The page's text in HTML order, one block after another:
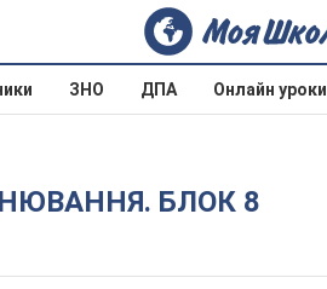
ЗНО ДПА Онлайн уроки
БЛОК 8